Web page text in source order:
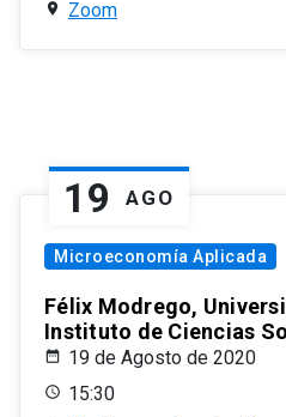
Zoom
19 AGO
Microeconomía Aplicada
Félix Modrego,
Instituto de Ciencias
19 de Agosto de 2020
15:30